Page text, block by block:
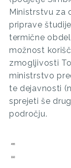
Ministrstvu za
priprave
termične
možnost
zmogljivosti
ministrstvo
te dejavnosti
sprejeti še
področju.